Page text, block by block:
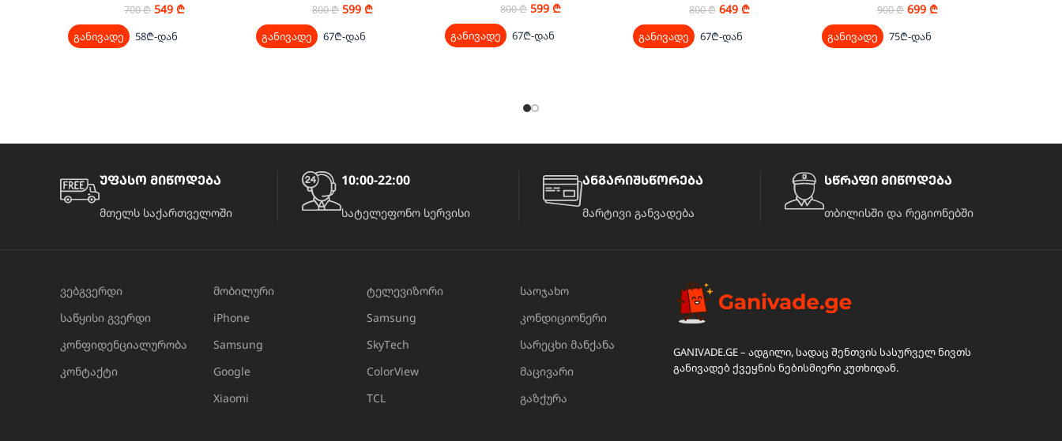
700₾ 549 ₾
განივადე 58₾-დან
800₾ 599 ₾
განივადე 67₾-დან
800₾ 599 ₾
განივადე 67₾-დან
800₾ 649 ₾
განივადე 67₾-დან
900₾ 699 ₾
განივადე 75₾-დან
უფასო მიწოდება
მთელს საქართველოში
10:00-22:00
სატელეფონო სერვისი
ანგარიშსწორება
მარტივი განვადება
სწრაფი მიწოდება
თბილისში და რეგიონებში
ვებგვერდი
საწყისი გვერდი
კონფიდენციალურობა
კონტაქტი
მობილური
iPhone
Samsung
Google
Xiaomi
ტელევიზორი
Samsung
SkyTech
ColorView
TCL
საოჯახო
კონდიციონერი
სარეცხი მანქანა
მაცივარი
გაზქურა
GANIVADE.GE – ადგილი, სადაც შენთვის სასურველ ნივთს
განივადებ ქვეყნის ნებისმიერი კუთხიდან.